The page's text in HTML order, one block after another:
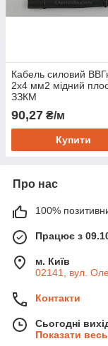
Кабель силовий
2х4 мм2 мідний
ЗЗКМ
90,27 ₴/м
Купити
Про нас
100%
Працює з
м. Київ
02141, вул.
Контакти
Сьогодні
Показати